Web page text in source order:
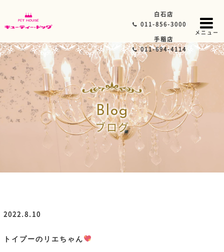
白石店
011-856-3000
手稲店
011-694-4114
メニュー
Blog
ブログ
2022.8.10
トイプーのリエちゃん